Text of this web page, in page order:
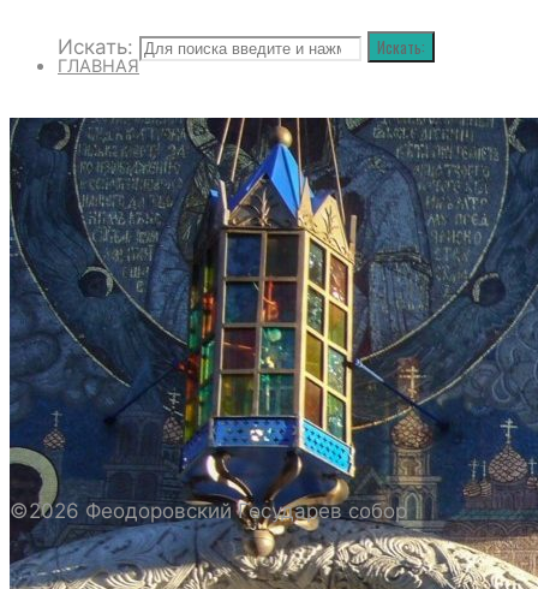
Искать: Искать:
ГЛАВНАЯ
О СОБОРЕ
ИСТОРИЯ СОБОРА
ИСТОРИЯ ФЕОДОРОВСКОГО ГОСУДАРЕВА
СОБОРА
ПОЛОЖЕНИЕ И ВНУТРЕННИЙ
РАСПОРЯДОК СОБОРА
БИОГРАФИЧЕСКИЕ ДАННЫЕ
СВЯЩЕННОСЛУЖИТЕЛЕЙ СОБОРА.
ВНЕШНИЙ ВИД
ВНЕШНИЙ ВИД СОБОРА
©2026 Феодоровский Государев собор